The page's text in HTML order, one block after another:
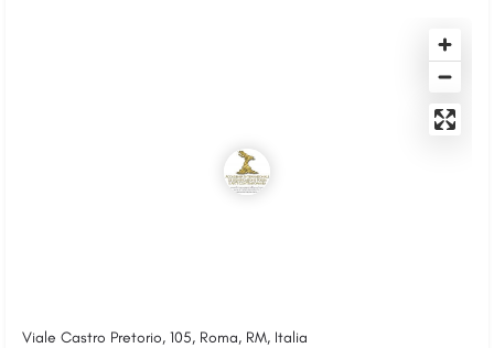
Viale Castro Pretorio, 105, Roma, RM, Italia